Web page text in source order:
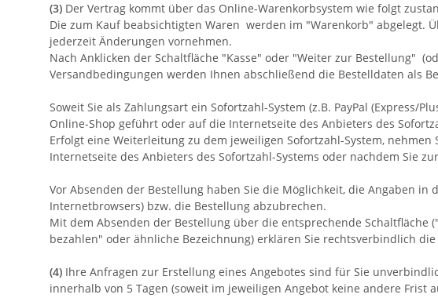
(3) Der Vertrag kommt über das Online-Warenkorbsystem wie folgt
Die zum Kauf beabsichtigten Waren werden im "Warenkorb" abgelegt.
jederzeit Änderungen vornehmen.
Nach Anklicken der Schaltfläche "Kasse" oder "Weiter zur Bestellung"
Versandbedingungen werden Ihnen abschließend die Bestelldaten als
Soweit Sie als Zahlungsart ein Sofortzahl-System (z.B. PayPal (Express/
Online-Shop geführt oder auf die Internetseite des Anbieters des
Erfolgt eine Weiterleitung zu dem jeweiligen Sofortzahl-System,
Internetseite des Anbieters des Sofortzahl-Systems oder nachdem Sie
Vor Absenden der Bestellung haben Sie die Möglichkeit, die Angaben
Internetbrowsers) bzw. die Bestellung abzubrechen.
Mit dem Absenden der Bestellung über die entsprechende
bezahlen" oder ähnliche Bezeichnung) erklären Sie rechtsverbindlich
(4) Ihre Anfragen zur Erstellung eines Angebotes sind für Sie
innerhalb von 5 Tagen (soweit im jeweiligen Angebot keine andere Frist